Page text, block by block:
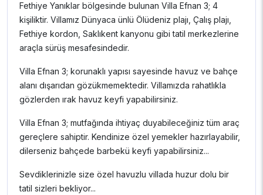
Fethiye Yanıklar bölgesinde bulunan Villa Efnan 3; 4
kişiliktir. Villamız Dünyaca ünlü Ölüdeniz plajı, Çalış plajı,
Fethiye kordon, Saklıkent kanyonu gibi tatil merkezlerine
araçla sürüş mesafesindedir.
Villa Efnan 3; korunaklı yapısı sayesinde havuz ve bahçe
alanı dışarıdan gözükmemektedir. Villamızda rahatlıkla
gözlerden ırak havuz keyfi yapabilirsiniz.
Villa Efnan 3; mutfağında ihtiyaç duyabileceğiniz tüm araç
gereçlere sahiptir. Kendinize özel yemekler hazırlayabilir,
dilerseniz bahçede barbekü keyfi yapabilirsiniz...
Sevdiklerinizle size özel havuzlu villada huzur dolu bir
tatil sizleri bekliyor...